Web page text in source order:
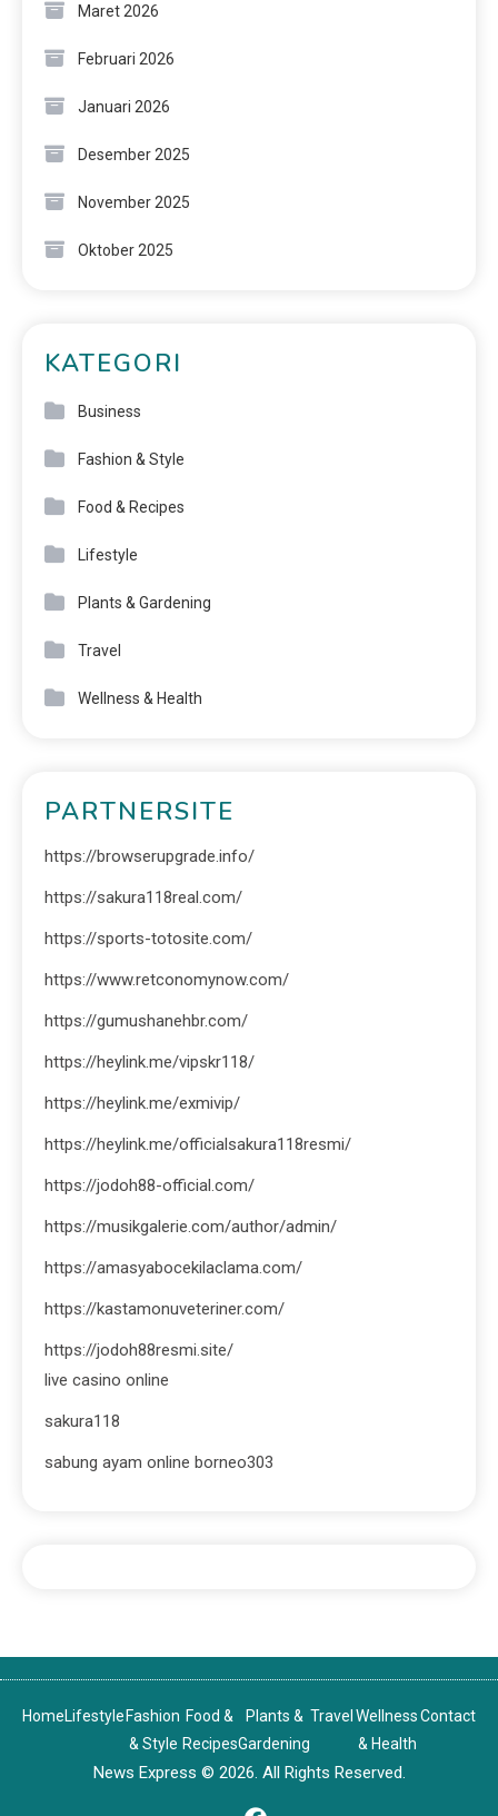
Maret 2026
Februari 2026
Januari 2026
Desember 2025
November 2025
Oktober 2025
KATEGORI
Business
Fashion & Style
Food & Recipes
Lifestyle
Plants & Gardening
Travel
Wellness & Health
PARTNERSITE
https://browserupgrade.info/
https://sakura118real.com/
https://sports-totosite.com/
https://www.retconomynow.com/
https://gumushanehbr.com/
https://heylink.me/vipskr118/
https://heylink.me/exmivip/
https://heylink.me/officialsakura118resmi/
https://jodoh88-official.com/
https://musikgalerie.com/author/admin/
https://amasyabocekilaclama.com/
https://kastamonuveteriner.com/
https://jodoh88resmi.site/
live casino online
sakura118
sabung ayam online borneo303
HomeLifestyle Fashion
& Style
Food &
Recipes
Plants &
Gardening
Travel Wellness
& Health
Contact
News Express © 2026. All Rights Reserved.